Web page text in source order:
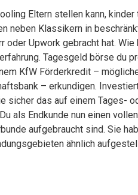
Eltern stellen kann,
neben Klassikern in
Upwork gebracht hat.
Tagesgeld börse du
KfW Förderkredit –
– erkundigen.
sicher das auf einem Tages-
als Endkunde nun einen
aufgebraucht sind. Sie
ähnlich